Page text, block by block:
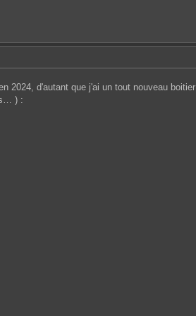
2024, d'autant que j'ai un tout nouveau boitier
) :